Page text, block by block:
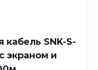
SNK-S-
экраном и